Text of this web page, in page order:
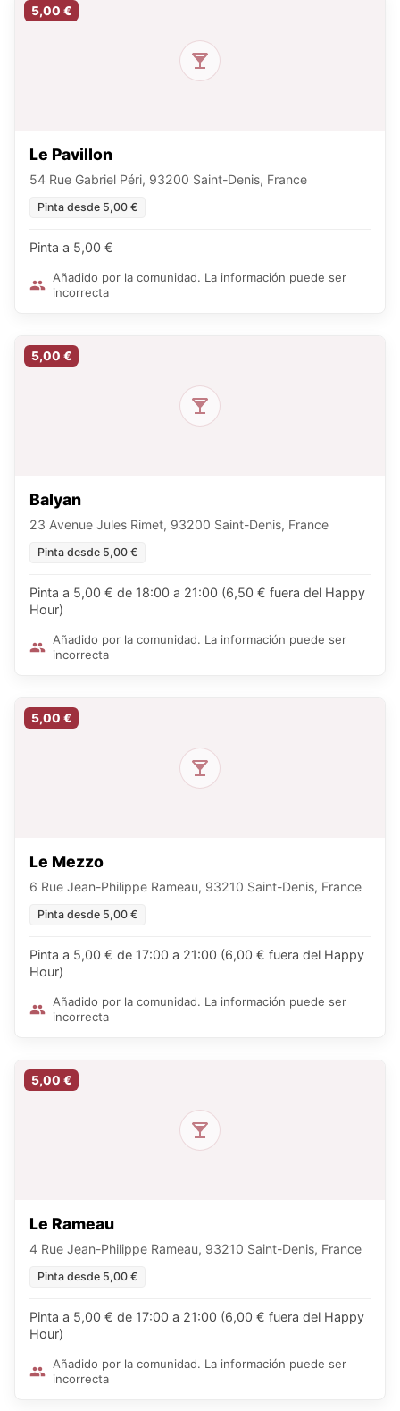
5,00 €
Le Pavillon
54 Rue Gabriel Péri, 93200 Saint-Denis, France
Pinta desde 5,00 €
Pinta a 5,00 €
Añadido por la comunidad. La información puede ser
incorrecta
5,00 €
Balyan
23 Avenue Jules Rimet, 93200 Saint-Denis, France
Pinta desde 5,00 €
Pinta a 5,00 € de 18:00 a 21:00 (6,50 € fuera del Happy
Hour)
Añadido por la comunidad. La información puede ser
incorrecta
5,00 €
Le Mezzo
6 Rue Jean-Philippe Rameau, 93210 Saint-Denis, France
Pinta desde 5,00 €
Pinta a 5,00 € de 17:00 a 21:00 (6,00 € fuera del Happy
Hour)
Añadido por la comunidad. La información puede ser
incorrecta
5,00 €
Le Rameau
4 Rue Jean-Philippe Rameau, 93210 Saint-Denis, France
Pinta desde 5,00 €
Pinta a 5,00 € de 17:00 a 21:00 (6,00 € fuera del Happy
Hour)
Añadido por la comunidad. La información puede ser
incorrecta